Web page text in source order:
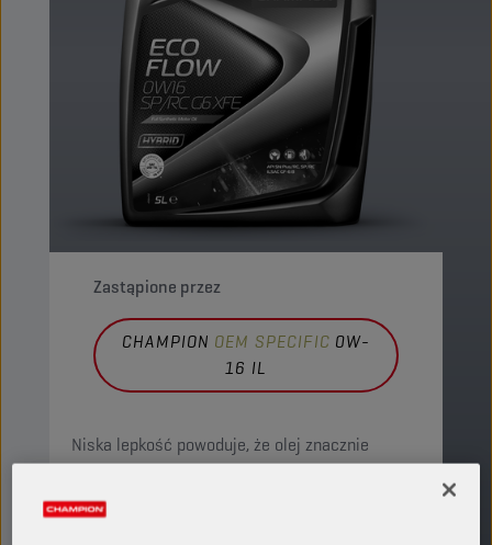
Zastąpione przez
CHAMPION OEM SPECIFIC 0W-
16 IL
Niska lepkość powoduje, że olej znacznie
ogranicza zużycie silnika, spalanie i emisję CO2.
Minimalizuje gromadzenie się sadzy i osadów,
przyczyniając się do zachowania czystości